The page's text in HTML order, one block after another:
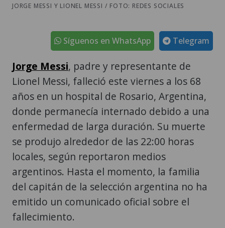
JORGE MESSI Y LIONEL MESSI / FOTO: REDES SOCIALES
Telegram
Síguenos en WhatsApp
Jorge Messi, padre y representante de
Lionel Messi, falleció este viernes a los 68
años en un hospital de Rosario, Argentina,
donde permanecía internado debido a una
enfermedad de larga duración. Su muerte
se produjo alrededor de las 22:00 horas
locales, según reportaron medios
argentinos. Hasta el momento, la familia
del capitán de la selección argentina no ha
emitido un comunicado oficial sobre el
fallecimiento.